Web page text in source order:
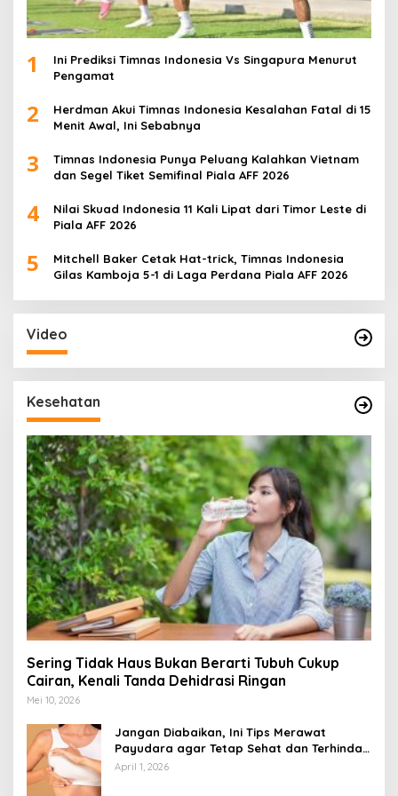
1
Ini Prediksi Timnas Indonesia Vs Singapura Menurut
Pengamat
2
Herdman Akui Timnas Indonesia Kesalahan Fatal di 15
Menit Awal, Ini Sebabnya
3
Timnas Indonesia Punya Peluang Kalahkan Vietnam
dan Segel Tiket Semifinal Piala AFF 2026
4
Nilai Skuad Indonesia 11 Kali Lipat dari Timor Leste di
Piala AFF 2026
5
Mitchell Baker Cetak Hat-trick, Timnas Indonesia
Gilas Kamboja 5-1 di Laga Perdana Piala AFF 2026
Video
Kesehatan
Sering Tidak Haus Bukan Berarti Tubuh Cukup
Cairan, Kenali Tanda Dehidrasi Ringan
Mei 10, 2026
Jangan Diabaikan, Ini Tips Merawat
Payudara agar Tetap Sehat dan Terhindar
dari Risiko Penyakit
April 1, 2026